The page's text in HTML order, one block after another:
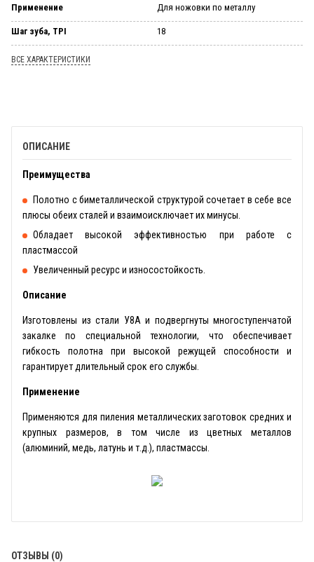
Применение Для ножовки по металлу
Шаг зуба, TPI 18
ВСЕ ХАРАКТЕРИСТИКИ
ОПИСАНИЕ
Преимущества
Полотно с биметаллической структурой сочетает в себе все
плюсы обеих сталей и взаимоисключает их минусы.
Обладает высокой эффективностью при работе с
пластмассой
Увеличенный ресурс и износостойкость.
Описание
Изготовлены из стали У8А и подвергнуты многоступенчатой
закалке по специальной технологии, что обеспечивает
гибкость полотна при высокой режущей способности и
гарантирует длительный срок его службы.
Применение
Применяются для пиления металлических заготовок средних и
крупных размеров, в том числе из цветных металлов
(алюминий, медь, латунь и т.д.), пластмассы.
ОТЗЫВЫ (0)